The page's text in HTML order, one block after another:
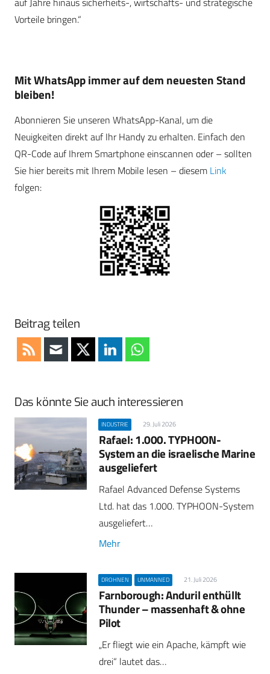
Vorteile bringen.“
Mit WhatsApp immer auf dem neuesten Stand
bleiben!
Abonnieren Sie unseren WhatsApp-Kanal, um die
Neuigkeiten direkt auf Ihr Handy zu erhalten. Einfach den
QR-Code auf Ihrem Smartphone einscannen oder – sollten
Sie hier bereits mit Ihrem Mobile lesen – diesem Link
folgen:
Beitrag teilen
Das könnte Sie auch interessieren
INDUSTRIE 29. Juli 2026
Rafael: 1.000. TYPHOON-
System an die israelische Marine
ausgeliefert
Rafael Advanced Defense Systems
Ltd. hat das 1.000. TYPHOON-System
ausgeliefert…
Mehr
DROHNEN UNMANNED 21. Juli 2026
Farnborough: Anduril enthüllt
Thunder – massenhaft & ohne
Pilot
„Er fliegt wie ein Apache, kämpft wie
drei“ lautet das…